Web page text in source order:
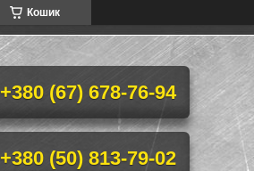
Кошик
+380 (67) 678-76-94
+380 (50) 813-79-02